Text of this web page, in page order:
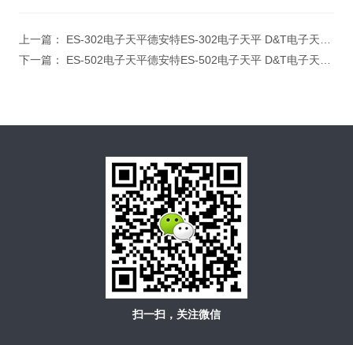
上一篇： ES-302电子天平德安特ES-302电子天平 D&T电子天平 0.01g电子天平 德安特电子天平
下一篇： ES-502电子天平德安特ES-502电子天平 D&T电子天平 0.01g电子天平 德安特电子天平
扫一扫，关注微信